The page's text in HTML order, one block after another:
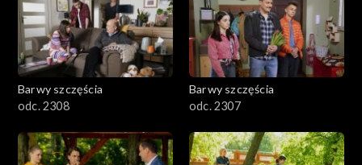
Barwy szczęścia
odc. 2308
Barwy szczęścia
odc. 2307